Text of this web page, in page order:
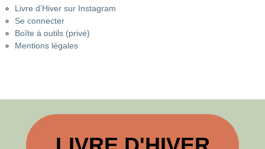
Livre d’Hiver sur Instagram
Se connecter
Boîte à outils (privé)
Mentions légales